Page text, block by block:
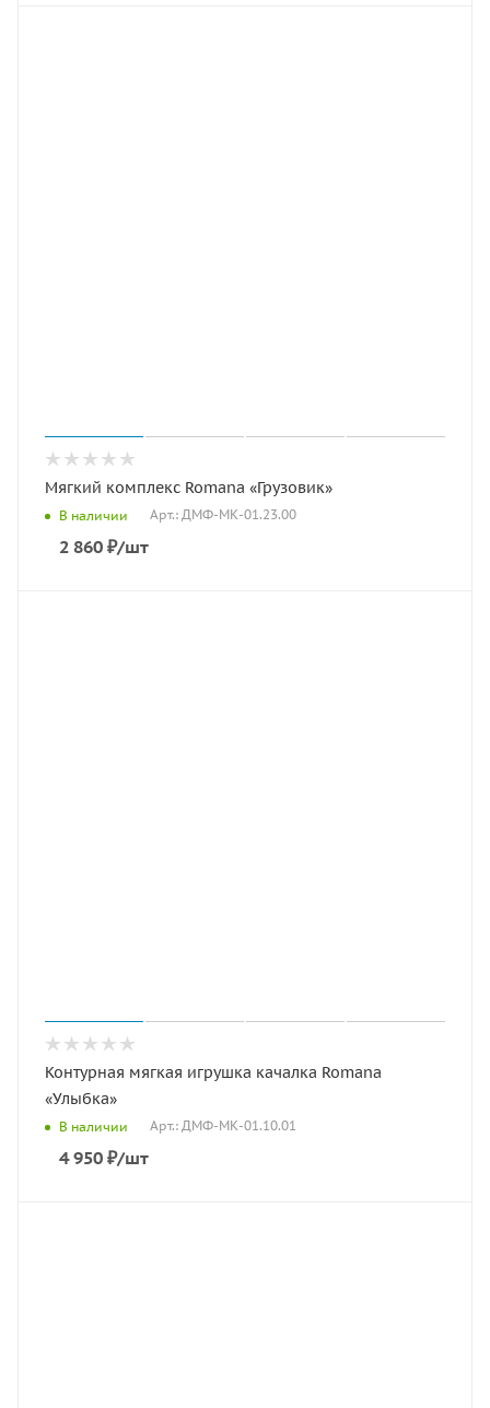
Мягкий комплекс Romana «Грузовик»
В наличии Арт.: ДМФ-МК-01.23.00
2 860 ₽/шт
Контурная мягкая игрушка качалка Romana
«Улыбка»
В наличии Арт.: ДМФ-МК-01.10.01
4 950 ₽/шт